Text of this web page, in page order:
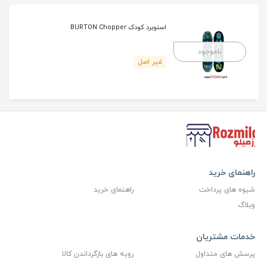
ناموجود
اسنوبرد کودک BURTON Chopper
غیر اصل
راهنمای خرید
شیوه های پرداخت
راهنمای خرید
وبلاگ
خدمات مشتریان
پرسش های متداول
رویه های بازگرداندن کالا